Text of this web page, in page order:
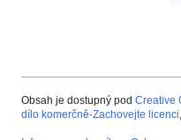
Obsah je dostupný pod Creative
dílo komerčně-Zachovejte licenci